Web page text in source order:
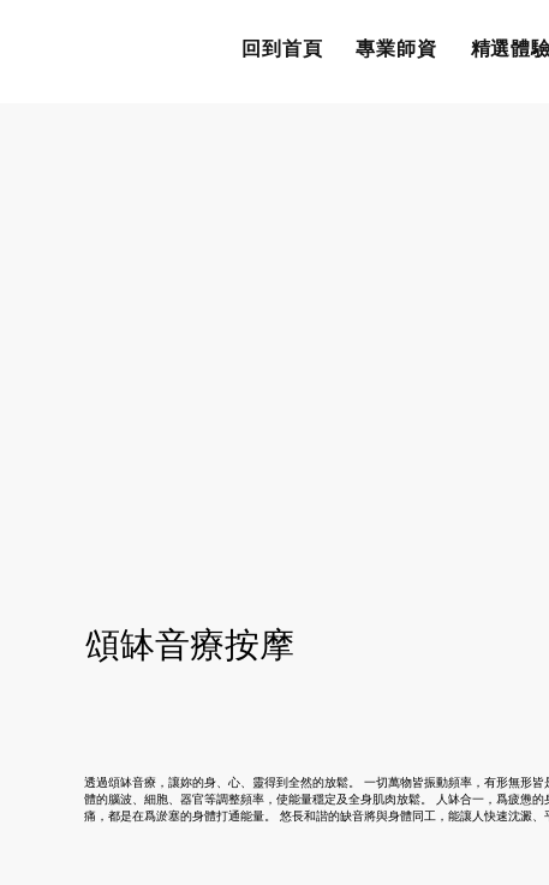
回到首頁 專業師資 精選體
頌缽音療按摩
透過頌缽音療，讓妳的身、心、靈得到全然的放鬆。 一切萬物皆振動頻率，有形無形
體的腦波、細胞、器官等調整頻率，使能量穩定及全身肌肉放鬆。 人缽合一，爲疲憊
痛，都是在爲淤塞的身體打通能量。 悠長和諧的缺音將與身體同工，能讓人快速沈澱、